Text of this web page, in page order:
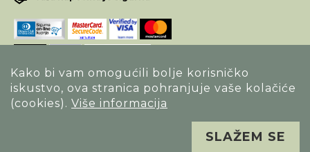
Kako bi vam omogućili bolje korisničko
iskustvo, ova stranica pohranjuje vaše kolačiće
(cookies). Više informacija
SLAŽEM SE
Opći uvjeti poslovanja
Sva prava pridržana. Alfa Vision optika ©